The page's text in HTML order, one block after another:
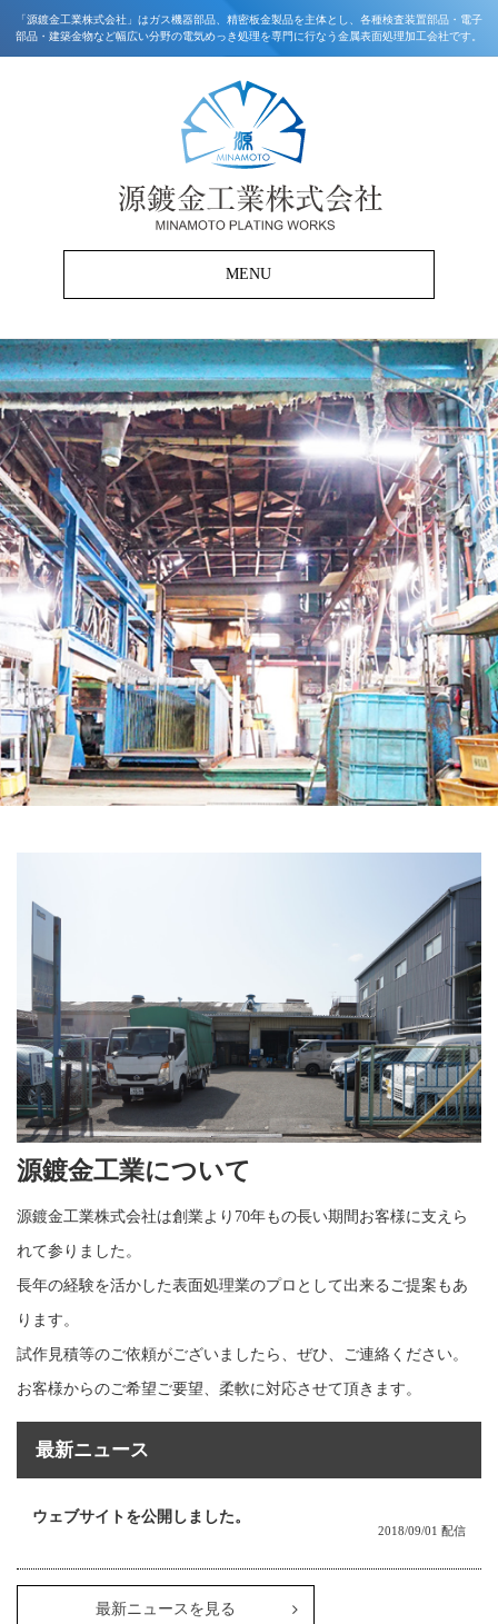
「源鍍金工業株式会社」はガス機器部品、精密板金製品を主体とし、各種検査装置部品・電子
部品・建築金物など幅広い分野の電気めっき処理を専門に行なう金属表面処理加工会社です。
MENU
源鍍金工業について
源鍍金工業株式会社は創業より70年もの長い期間お客様に支えら
れて参りました。
長年の経験を活かした表面処理業のプロとして出来るご提案もあ
ります。
試作見積等のご依頼がございましたら、ぜひ、ご連絡ください。
お客様からのご希望ご要望、柔軟に対応させて頂きます。
最新ニュース
ウェブサイトを公開しました。
2018/09/01 配信
最新ニュースを見る